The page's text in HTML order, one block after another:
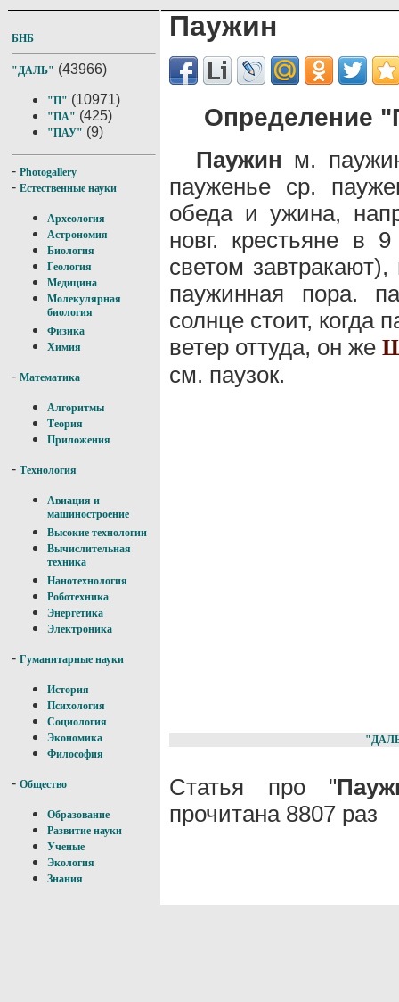
БНБ
"ДАЛЬ" (43966)
"П" (10971)
"ПА" (425)
"ПАУ" (9)
- Photogallery
- Естественные науки
Археология
Астрономия
Биология
Геология
Медицина
Молекулярная
биология
Физика
Химия
- Математика
Алгоритмы
Теория
Приложения
- Технология
Авиация и
машиностроение
Высокие технологии
Вычислительная
техника
Нанотехнология
Роботехника
Энергетика
Электроника
- Гуманитарные науки
История
Психология
Социология
Экономика
Философия
- Общество
Образование
Развитие науки
Ученые
Экология
Знания
Паужин
Определение
Паужин м.
пауженье ср.
обеда и ужина,
новг. крестьяне в
светом
паужинная пора.
солнце стоит, когда
ветер оттуда, он же
см. паузок.
Статья про "
прочитана 8807 раз